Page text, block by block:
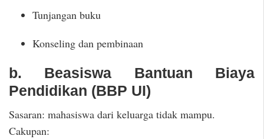
Tunjangan buku
Konseling dan pembinaan
b. Beasiswa Bantuan Biaya
Pendidikan (BBP UI)
Sasaran: mahasiswa dari keluarga tidak mampu.
Cakupan: